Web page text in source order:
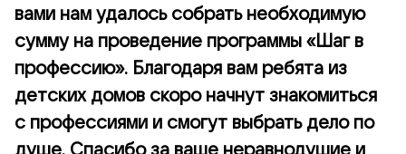
вами нам удалось собрать необходимую
сумму на проведение программы «Шаг в
профессию». Благодаря вам ребята из
детских домов скоро начнут знакомиться
с профессиями и смогут выбрать дело по